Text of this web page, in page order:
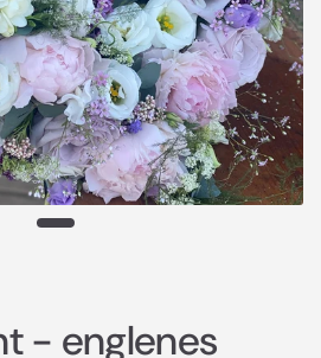
- englenes